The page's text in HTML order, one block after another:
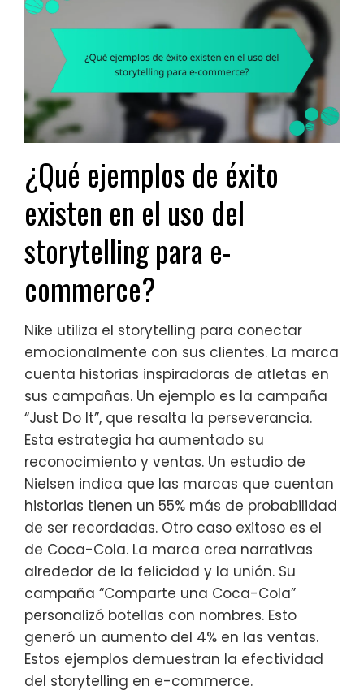
¿Qué ejemplos de éxito
existen en el uso del
storytelling para e-
commerce?
Nike utiliza el storytelling para conectar
emocionalmente con sus clientes. La marca
cuenta historias inspiradoras de atletas en
sus campañas. Un ejemplo es la campaña
“Just Do It”, que resalta la perseverancia.
Esta estrategia ha aumentado su
reconocimiento y ventas. Un estudio de
Nielsen indica que las marcas que cuentan
historias tienen un 55% más de probabilidad
de ser recordadas. Otro caso exitoso es el
de Coca-Cola. La marca crea narrativas
alrededor de la felicidad y la unión. Su
campaña “Comparte una Coca-Cola”
personalizó botellas con nombres. Esto
generó un aumento del 4% en las ventas.
Estos ejemplos demuestran la efectividad
del storytelling en e-commerce.